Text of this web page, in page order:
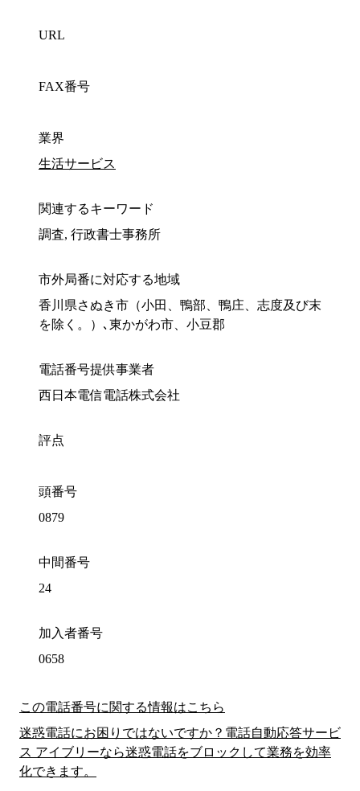
URL
FAX番号
業界
生活サービス
関連するキーワード
調査, 行政書士事務所
市外局番に対応する地域
香川県さぬき市（小田、鴨部、鴨庄、志度及び末
を除く。）､東かがわ市、小豆郡
電話番号提供事業者
西日本電信電話株式会社
評点
頭番号
0879
中間番号
24
加入者番号
0658
この電話番号に関する情報はこちら
迷惑電話にお困りではないですか？電話自動応答サービ
ス アイブリーなら迷惑電話をブロックして業務を効率
化できます。